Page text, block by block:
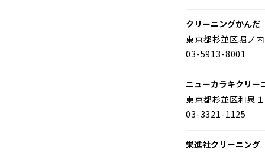
クリーニングかん
東京都杉並区堀ノ
03-5913-8001
ニューカラキクリー
東京都杉並区和泉
03-3321-1125
栄進社クリーニング